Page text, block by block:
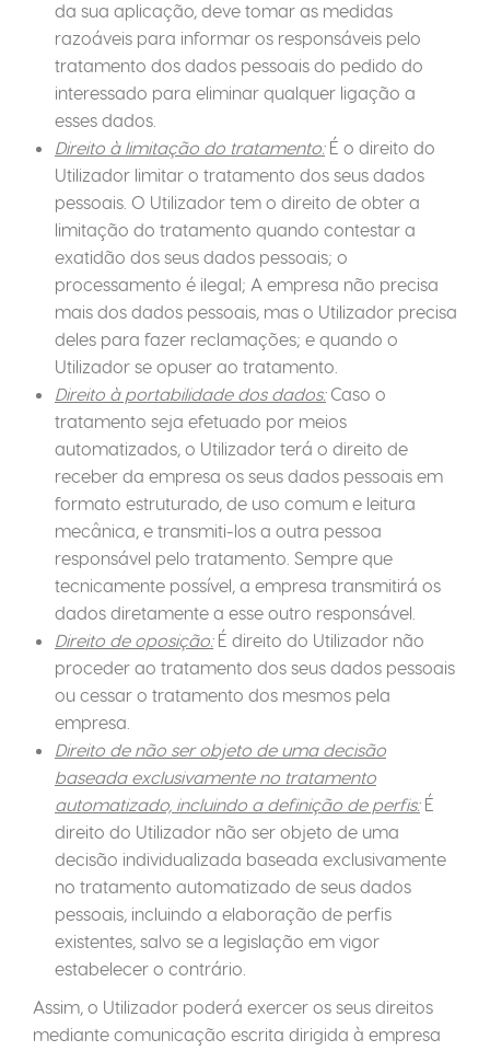
da sua aplicação, deve tomar as medidas
razoáveis para informar os responsáveis pelo
tratamento dos dados pessoais do pedido do
interessado para eliminar qualquer ligação a
esses dados.
Direito à limitação do tratamento:É o direito do
Utilizador limitar o tratamento dos seus dados
pessoais. O Utilizador tem o direito de obter a
limitação do tratamento quando contestar a
exatidão dos seus dados pessoais; o
processamento é ilegal; A empresa não precisa
mais dos dados pessoais, mas o Utilizador precisa
deles para fazer reclamações; e quando o
Utilizador se opuser ao tratamento.
Direito à portabilidade dos dados:Caso o
tratamento seja efetuado por meios
automatizados, o Utilizador terá o direito de
receber da empresa os seus dados pessoais em
formato estruturado, de uso comum e leitura
mecânica, e transmiti-los a outra pessoa
responsável pelo tratamento. Sempre que
tecnicamente possível, a empresa transmitirá os
dados diretamente a esse outro responsável.
Direito de oposição:É direito do Utilizador não
proceder ao tratamento dos seus dados pessoais
ou cessar o tratamento dos mesmos pela
empresa.
Direito de não ser objeto de uma decisão
baseada exclusivamente no tratamento
automatizado, incluindo a definição de perfis:É
direito do Utilizador não ser objeto de uma
decisão individualizada baseada exclusivamente
no tratamento automatizado de seus dados
pessoais, incluindo a elaboração de perfis
existentes, salvo se a legislação em vigor
estabelecer o contrário.
Assim, o Utilizador poderá exercer os seus direitos
mediante comunicação escrita dirigida à empresa